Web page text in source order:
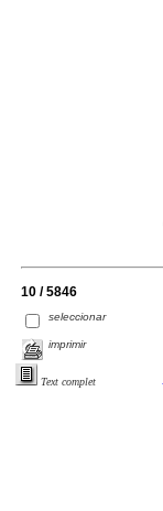
10 / 5846
seleccionar
imprimir
Text complet